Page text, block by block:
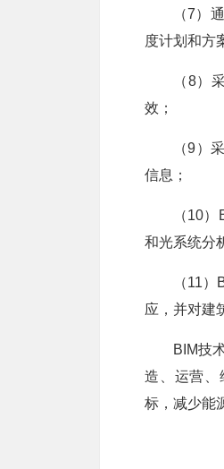
（7）
度计划和方
（8）
效；
（9）
信息；
（10
和光系统分
（11
应，并对建
BIM技
造、运营、
标，减少能